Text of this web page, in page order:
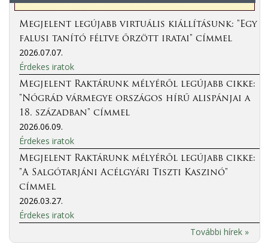
Megjelent legújabb virtuális kiállításunk: "Egy
falusi tanító féltve őrzött iratai" címmel
2026.07.07.
Érdekes iratok
Megjelent Raktárunk mélyéről legújabb cikke:
"Nógrád vármegye országos hírű alispánjai a
18. században" címmel
2026.06.09.
Érdekes iratok
Megjelent Raktárunk mélyéről legújabb cikke:
"A Salgótarjáni Acélgyári Tiszti Kaszinó"
címmel
2026.03.27.
Érdekes iratok
További hírek »